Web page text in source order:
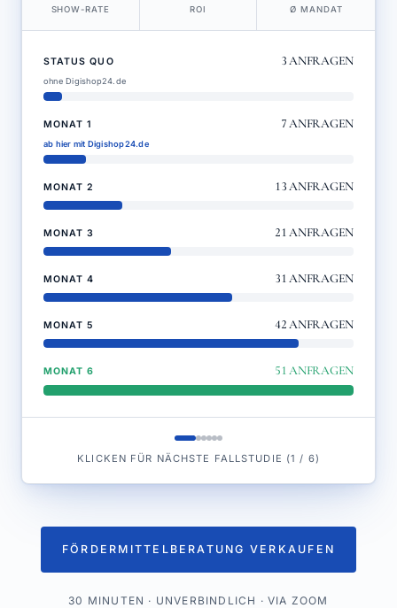
SHOW-RATE ROI Ø MANDAT
STATUS QUO 3ANFRAGEN
ohne Digishop24.de
MONAT 1 7ANFRAGEN
ab hier mit Digishop24.de
MONAT 2 13ANFRAGEN
MONAT 3 21ANFRAGEN
MONAT 4 31ANFRAGEN
MONAT 5 42ANFRAGEN
MONAT 6 51ANFRAGEN
KLICKEN FÜR NÄCHSTE FALLSTUDIE (1 / 6)
FÖRDERMITTELBERATUNG VERKAUFEN
30 MINUTEN · UNVERBINDLICH · VIA ZOOM